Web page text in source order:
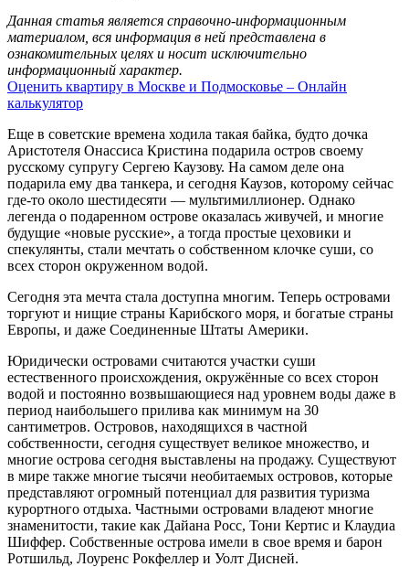
Данная статья является справочно-информационным
материалом, вся информация в ней представлена в
ознакомительных целях и носит исключительно
информационный характер.
Оценить квартиру в Москве и Подмосковье – Онлайн
калькулятор
Еще в советские времена ходила такая байка, будто дочка
Аристотеля Онассиса Кристина подарила остров своему
русскому супругу Сергею Каузову. На самом деле она
подарила ему два танкера, и сегодня Каузов, которому сейчас
где-то около шестидесяти — мультимиллионер. Однако
легенда о подаренном острове оказалась живучей, и многие
будущие «новые русские», а тогда простые цеховики и
спекулянты, стали мечтать о собственном клочке суши, со
всех сторон окруженном водой.
Сегодня эта мечта стала доступна многим. Теперь островами
торгуют и нищие страны Карибского моря, и богатые страны
Европы, и даже Соединенные Штаты Америки.
Юридически островами считаются участки суши
естественного происхождения, окружённые со всех сторон
водой и постоянно возвышающиеся над уровнем воды даже в
период наибольшего прилива как минимум на 30
сантиметров. Островов, находящихся в частной
собственности, сегодня существует великое множество, и
многие острова сегодня выставлены на продажу. Существуют
в мире также многие тысячи необитаемых островов, которые
представляют огромный потенциал для развития туризма
курортного отдыха. Частными островами владеют многие
знаменитости, такие как Дайана Росс, Тони Кертис и Клаудиа
Шиффер. Собственные острова имели в свое время и барон
Ротшильд, Лоуренс Рокфеллер и Уолт Дисней.